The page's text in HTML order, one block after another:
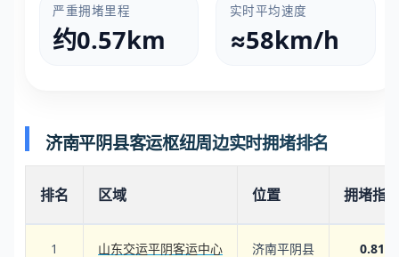
严重拥堵里程
约0.57km
实时平均速度
≈58km/h
济南平阴县客运枢纽周边实时拥堵排名
排名 区域 位置 拥堵指
1 山东交运平阴客运中心 济南平阴县 0.81